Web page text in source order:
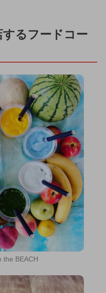
るフードコー
the BEACH